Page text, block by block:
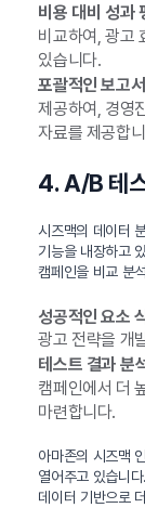
비용 대비 성과
비교하여, 광고
있습니다.
포괄적인 보고
제공하여, 경영
자료를 제공합
4. A/B 테
시즈맥의 데이터
기능을 내장하고
캠페인을 비교 분
성공적인 요소
광고 전략을 개
테스트 결과 분
캠페인에서 더
마련합니다.
아마존의 시즈맥
열어주고 있습니
데이터 기반으로